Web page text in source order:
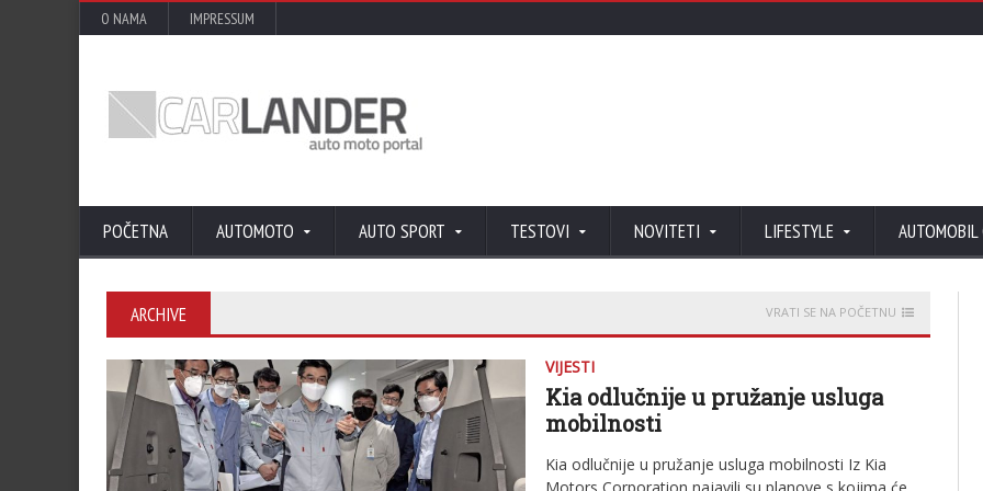
O NAMA IMPRESSUM
POČETNA AUTOMOTO AUTO SPORT TESTOVI NOVITETI LIFESTYLE AUTOMOBIL
ARCHIVE VRATI SE NA POČETNU
VIJESTI
Kia odlučnije u pružanje usluga
mobilnosti
Kia odlučnije u pružanje usluga mobilnosti Iz Kia